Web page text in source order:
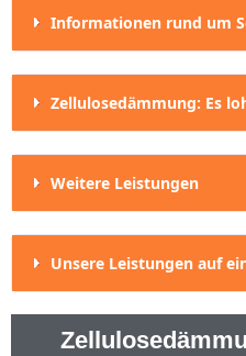
Informationen rund um
Zellulosedämmung: Es
Weitere Leistungen
Unsere Leistungen auf